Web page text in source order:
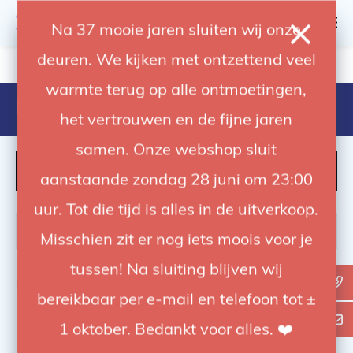
Na 37 mooie jaren sluiten wij onze
deuren. We kijken met ontzettend veel
warmte terug op alle ontmoetingen,
het vertrouwen en de fijne jaren
samen. Onze webshop sluit
aanstaande zondag 28 juni om 23:00
uur. Tot die tijd is alles in de uitverkoop.
Misschien zit er nog iets moois voor je
tussen! Na sluiting blijven wij
bereikbaar per e-mail en telefoon tot ±
1 oktober. Bedankt voor alles. ❤️
4.92 / 5 op trusted shops
Producten getagd met 1550
FILTER